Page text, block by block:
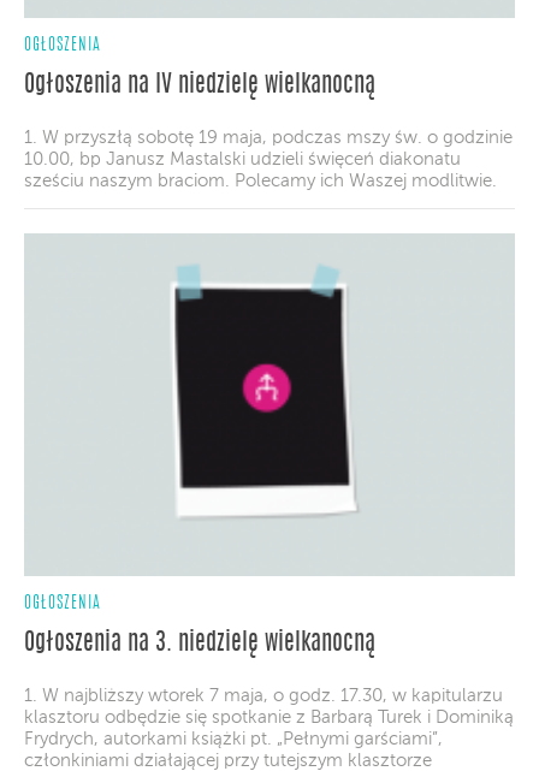
OGŁOSZENIA
Ogłoszenia na IV niedzielę wielkanocną
1. W przyszłą sobotę 19 maja, podczas mszy św. o godzinie
10.00, bp Janusz Mastalski udzieli święceń diakonatu
sześciu naszym braciom. Polecamy ich Waszej modlitwie.
OGŁOSZENIA
Ogłoszenia na 3. niedzielę wielkanocną
1. W najbliższy wtorek 7 maja, o godz. 17.30, w kapitularzu
klasztoru odbędzie się spotkanie z Barbarą Turek i Dominiką
Frydrych, autorkami książki pt. „Pełnymi garściami”,
członkiniami działającej przy tutejszym klasztorze